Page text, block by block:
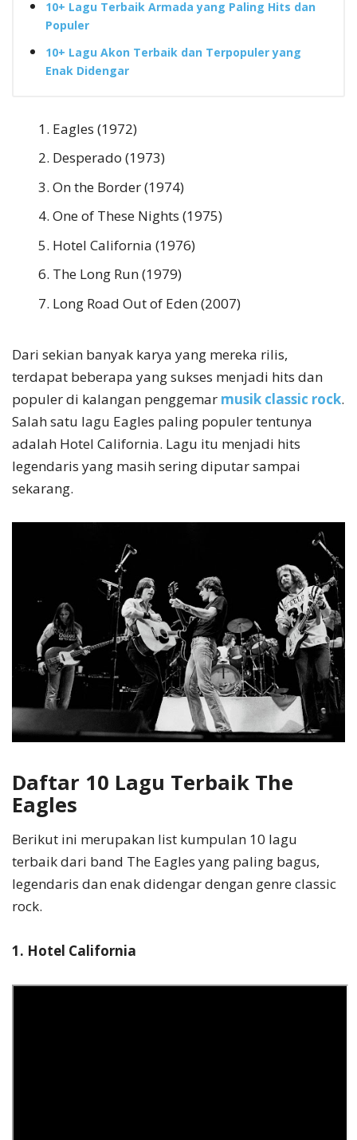
10+ Lagu Terbaik Armada yang Paling Hits dan
Populer
10+ Lagu Akon Terbaik dan Terpopuler yang
Enak Didengar
Eagles (1972)
Desperado (1973)
On the Border (1974)
One of These Nights (1975)
Hotel California (1976)
The Long Run (1979)
Long Road Out of Eden (2007)
Dari sekian banyak karya yang mereka rilis,
terdapat beberapa yang sukses menjadi hits dan
populer di kalangan penggemar musik classic rock.
Salah satu lagu Eagles paling populer tentunya
adalah Hotel California. Lagu itu menjadi hits
legendaris yang masih sering diputar sampai
sekarang.
Daftar 10 Lagu Terbaik The
Eagles
Berikut ini merupakan list kumpulan 10 lagu
terbaik dari band The Eagles yang paling bagus,
legendaris dan enak didengar dengan genre classic
rock.
1. Hotel California